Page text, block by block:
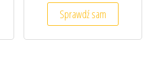
Sprawdź sam